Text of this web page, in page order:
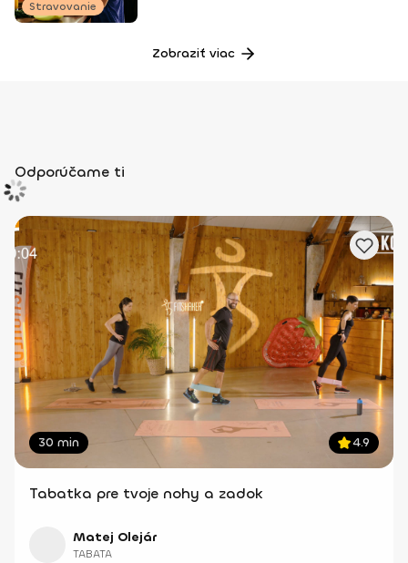
Stravovanie
Zobraziť viac
Odporúčame ti
30 min 4.9
Tabatka pre tvoje nohy a zadok
Matej Olejár
TABATA